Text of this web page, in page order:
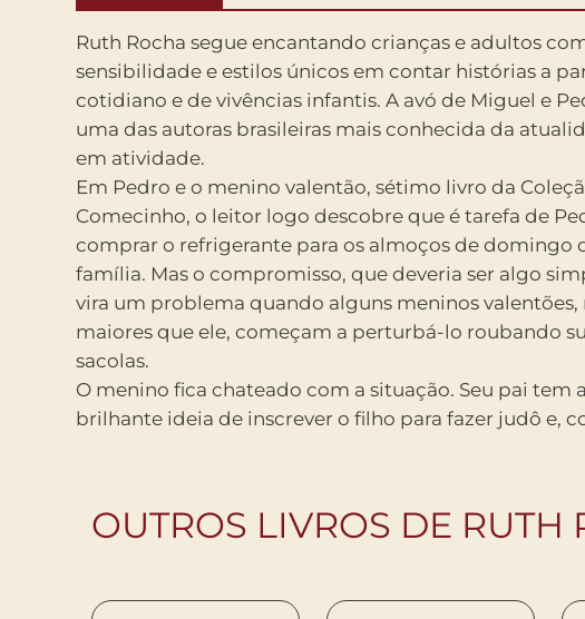
Ruth Rocha segue encantando crianças e adultos
sensibilidade e estilos únicos em contar histórias a
cotidiano e de vivências infantis. A avó de Miguel e
uma das autoras brasileiras mais conhecida da
em atividade.
Em Pedro e o menino valentão, sétimo livro da
Comecinho, o leitor logo descobre que é tarefa de
comprar o refrigerante para os almoços de domingo
família. Mas o compromisso, que deveria ser algo
vira um problema quando alguns meninos
maiores que ele, começam a perturbá-lo roubando
sacolas.
O menino fica chateado com a situação. Seu pai tem a
brilhante ideia de inscrever o filho para fazer judô e,
OUTROS LIVROS DE RUTH